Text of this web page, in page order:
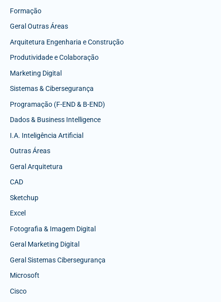
Formação
Geral Outras Áreas
Arquitetura Engenharia e Construção
Produtividade e Colaboração
Marketing Digital
Sistemas & Cibersegurança
Programação (F-END & B-END)
Dados & Business Intelligence
I.A. Inteligência Artificial
Outras Áreas
Geral Arquitetura
CAD
Sketchup
Excel
Fotografia & Imagem Digital
Geral Marketing Digital
Geral Sistemas Cibersegurança
Microsoft
Cisco